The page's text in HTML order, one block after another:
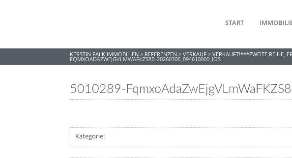
START
KERSTIN FALK IMMOBILIEN > REFERENZEN > VERKAUF > VERKAUFT!***ZWEITE REIHE,
FQMXOADAZWEJGVLMWAFKZS8B-20260306_094610000_IOS
5010289-
Kategorie: